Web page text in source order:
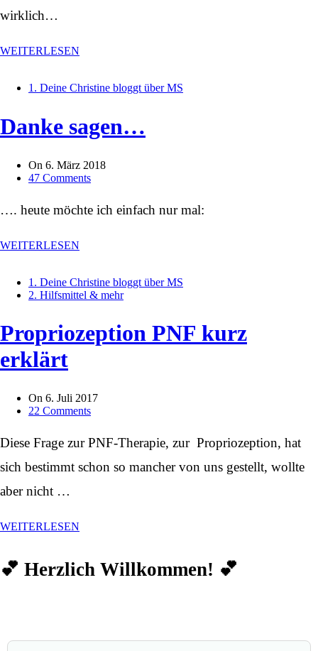
wirklich…
WEITERLESEN
1. Deine Christine bloggt über MS
Danke sagen…
On 6. März 2018
47 Comments
…. heute möchte ich einfach nur mal:
WEITERLESEN
1. Deine Christine bloggt über MS
2. Hilfsmittel & mehr
Propriozeption PNF kurz
erklärt
On 6. Juli 2017
22 Comments
Diese Frage zur PNF-Therapie, zur Propriozeption, hat
sich bestimmt schon so mancher von uns gestellt, wollte
aber nicht …
WEITERLESEN
💕 Herzlich Willkommen! 💕